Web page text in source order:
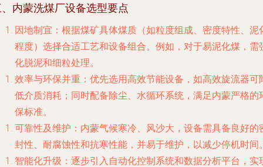
内蒙洗煤厂设备选型要点
因地制宜 ：根据煤矿具体煤质（如粒度组成、密度特性、泥
程度）选择合适工艺和设备组合。例如，对于易泥化煤，需
化脱泥和细粒处理。
效率与环保并重 ：优先选用高效节能设备，如高效旋流器可
低介质消耗；同时配备除尘、水循环系统，满足内蒙严格的
保标准。
可靠性及维护 ：内蒙气候寒冷、风沙大，设备需具备良好的
封性、耐腐蚀性和抗寒性能，并易于维护，以减少停机时间
智能化升级 ：逐步引入自动化控制系统和数据分析平台，实